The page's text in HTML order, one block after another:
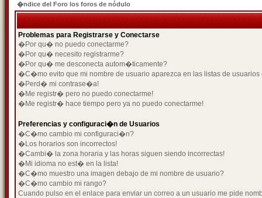
�ndice del Foro los foros de nódulo
Problemas para Registrarse y Conectarse
�Por qu� no puedo conectarme?
�Por qu� necesito registrarme?
�Por qu� me desconecta autom�ticamente?
�C�mo evito que mi nombre de usuario aparezca en las listas de usuarios
�Perd� mi contrase�a!
�Me registr� pero no puedo conectarme!
�Me registr� hace tiempo pero ya no puedo conectarme!
Preferencias y configuraci�n de Usuarios
�C�mo cambio mi configuraci�n?
�Los horarios son incorrectos!
�Cambi� la zona horaria y las horas siguen siendo incorrectas!
�Mi idioma no est� en la lista!
�C�mo muestro una imagen debajo de mi nombre de usuario?
�C�mo cambio mi rango?
Cuando pulso en el enlace para enviar un correo a un usuario me pide